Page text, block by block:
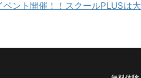
ント開催！！スクールPLUSは